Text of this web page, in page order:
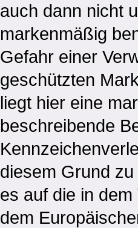
auch dann nicht
markenmäßig
Gefahr einer
geschützten
liegt hier eine
beschreibende
diesem Grund
es auf die in
dem